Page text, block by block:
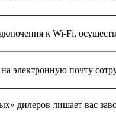
к Wi-Fi,
электронную почту
дилеров лишает вас